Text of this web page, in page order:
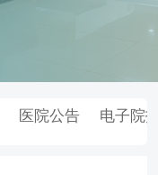
医院公告 电子院